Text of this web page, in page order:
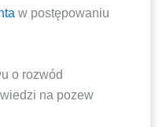
w postę­po­wa­niu
o rozwód
na pozew